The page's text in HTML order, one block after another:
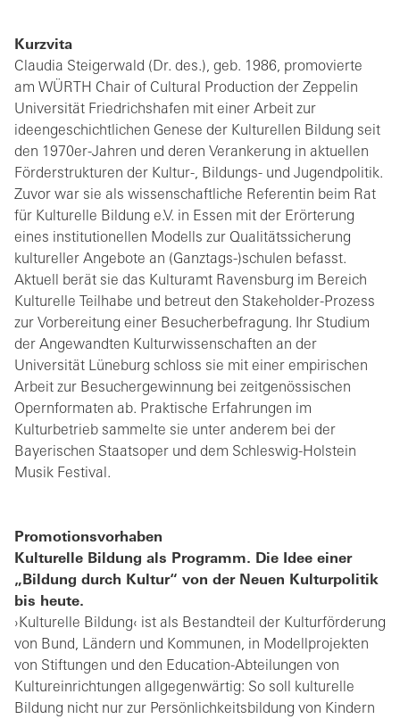
Kurzvita
Claudia Steigerwald (Dr. des.), geb. 1986, promovierte
am WÜRTH Chair of Cultural Production der Zeppelin
Universität Friedrichshafen mit einer Arbeit zur
ideengeschichtlichen Genese der Kulturellen Bildung seit
den 1970er-Jahren und deren Verankerung in aktuellen
Förderstrukturen der Kultur-, Bildungs- und Jugendpolitik.
Zuvor war sie als wissenschaftliche Referentin beim Rat
für Kulturelle Bildung e.V. in Essen mit der Erörterung
eines institutionellen Modells zur Qualitätssicherung
kultureller Angebote an (Ganztags-)schulen befasst.
Aktuell berät sie das Kulturamt Ravensburg im Bereich
Kulturelle Teilhabe und betreut den Stakeholder-Prozess
zur Vorbereitung einer Besucherbefragung. Ihr Studium
der Angewandten Kulturwissenschaften an der
Universität Lüneburg schloss sie mit einer empirischen
Arbeit zur Besuchergewinnung bei zeitgenössischen
Opernformaten ab. Praktische Erfahrungen im
Kulturbetrieb sammelte sie unter anderem bei der
Bayerischen Staatsoper und dem Schleswig-Holstein
Musik Festival.
Promotionsvorhaben
Kulturelle Bildung als Programm. Die Idee einer
„Bildung durch Kultur“ von der Neuen Kulturpolitik
bis heute.
›Kulturelle Bildung‹ ist als Bestandteil der Kulturförderung
von Bund, Ländern und Kommunen, in Modellprojekten
von Stiftungen und den Education-Abteilungen von
Kultureinrichtungen allgegenwärtig: So soll kulturelle
Bildung nicht nur zur Persönlichkeitsbildung von Kindern